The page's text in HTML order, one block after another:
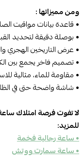
ومن مميزاتها :
• قاعدة بيانات مواقيت الصلاة
• بوصلة دقيقة لتحديد
• عرض التاريخين الهجري
• تصميم فاخر يجمع بين
• مقاومة للماء، مثالية
• شاشة واضحة حتى في
لا تفوت فرصة امتلاك
للمزيد:
• ساعة رجالية فخمة
• ساعة سمارت ووتش